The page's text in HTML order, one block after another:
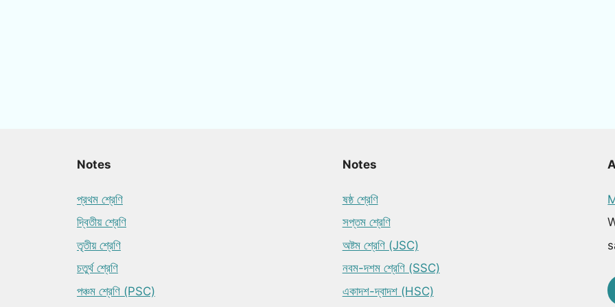
Notes
প্রথম শ্রেণি
দ্বিতীয় শ্রেণি
তৃতীয় শ্রেণি
চতুর্থ শ্রেণি
পঞ্চম শ্রেণি (PSC)
Notes
ষষ্ঠ শ্রেণি
সপ্তম শ্রেণি
অষ্টম শ্রেণি (JSC)
নবম-দশম শ্রেণি (SSC)
একাদশ-দ্বাদশ (HSC)